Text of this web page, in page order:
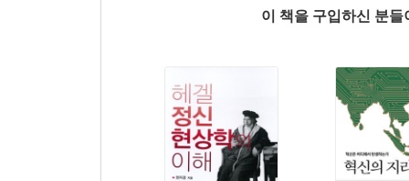
이 책을 구입하신 분